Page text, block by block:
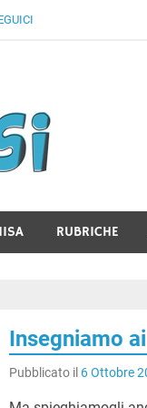
Il
RUBRICHE
Insegniamo
Pubblicato il 6 Ottobre